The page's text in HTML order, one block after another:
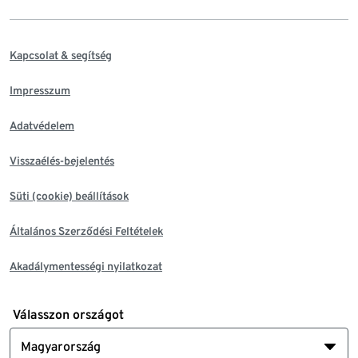
Kapcsolat & segítség
Impresszum
Adatvédelem
Visszaélés-bejelentés
Süti (cookie) beállítások
Általános Szerződési Feltételek
Akadálymentességi nyilatkozat
Válasszon országot
Magyarország